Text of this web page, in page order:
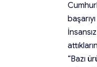
“Bazı